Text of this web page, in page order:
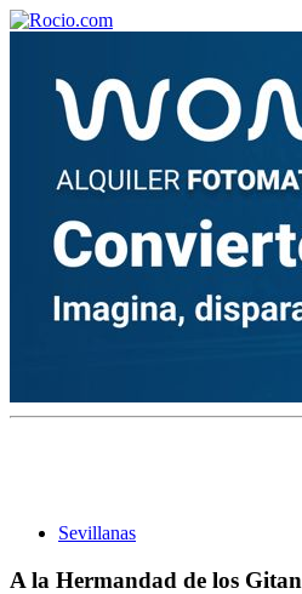
Sevillanas
A la Hermandad de los
¡Bienvenido! Soy el
¿En qué puedo
¿Cuándo se construyó la primera
El traslado cada siete años